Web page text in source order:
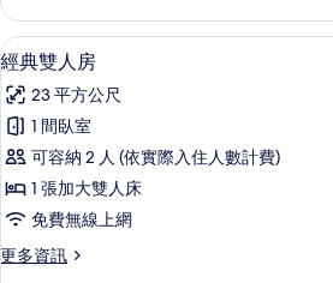
相
片
雙
人
房
詳
情
顯
示
經
典
雙
人
房
的
經典雙
6
經典雙人房
23 平方公尺
1 間臥室
可容納 2 人 (依實際入住人數計費)
1 張加大雙人床
免費無線上網
更多資訊
更